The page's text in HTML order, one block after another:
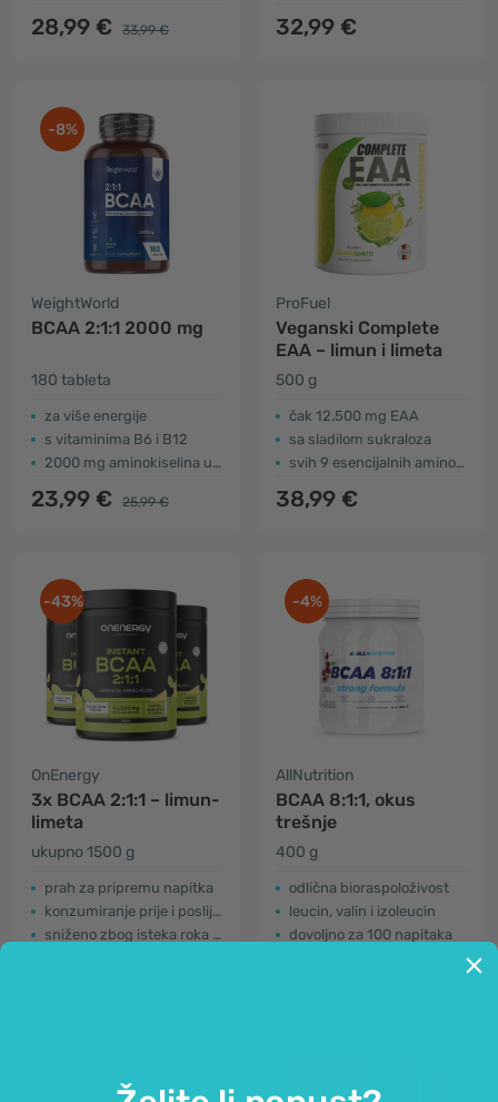
28,99 € 33,99 € 32,99 €
-8%
WeightWorld
BCAA 2:1:1 2000 mg
180 tableta
za više energije
s vitaminima B6 i B12
2000 mg aminokiselina u 2 tabletama
23,99 € 25,99 €
ProFuel
Veganski Complete
EAA – limun i limeta
500 g
čak 12.500 mg EAA
sa sladilom sukraloza
svih 9 esencijalnih aminokiselina
38,99 €
-43%
OnEnergy
3x BCAA 2:1:1 – limun-
limeta
ukupno 1500 g
prah za pripremu napitka
konzumiranje prije i poslije vježbanja
sniženo zbog isteka roka trajanja
-4%
AllNutrition
BCAA 8:1:1, okus
trešnje
400 g
odlična bioraspoloživost
leucin, valin i izoleucin
dovoljno za 100 napitaka